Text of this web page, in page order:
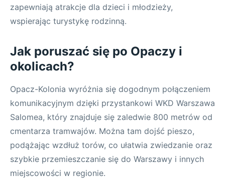
zapewniają atrakcje dla dzieci i młodzieży,
wspierając turystykę rodzinną.
Jak poruszać się po Opaczy i
okolicach?
Opacz-Kolonia wyróżnia się dogodnym połączeniem
komunikacyjnym dzięki przystankowi WKD Warszawa
Salomea, który znajduje się zaledwie 800 metrów od
cmentarza tramwajów. Można tam dojść pieszo,
podążając wzdłuż torów, co ułatwia zwiedzanie oraz
szybkie przemieszczanie się do Warszawy i innych
miejscowości w regionie.